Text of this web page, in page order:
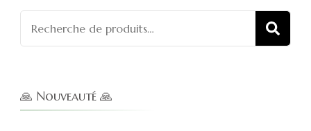
pour :
🙏 Nouveauté 🙏